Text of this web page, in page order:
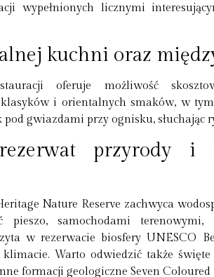
wypełnionych licznymi
kuchni oraz
oferuje możliwość
i orientalnych smaków, w
pod gwiazdami przy ognisku,
przyrody i
Nature Reserve zachwyca
pieszo, samochodami
w rezerwacie biosfery UNESCO
Warto odwiedzić także
formacji geologiczne Seven Coloured